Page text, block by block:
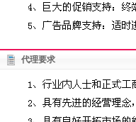
代理要求